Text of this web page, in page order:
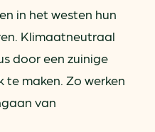
in het westen hun
Klimaatneutraal
door een zuinige
te maken. Zo werken
van